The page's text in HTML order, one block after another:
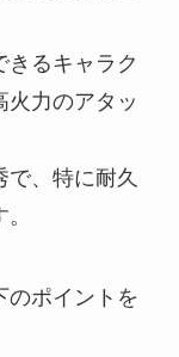
きるキャラク
火力のアタッ
、特に耐久
のポイントを